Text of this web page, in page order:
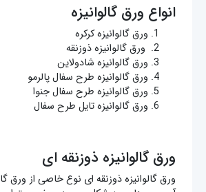
انواع ورق گالوانیزه
ورق گالوانیزه کرکره
ورق گالوانیزه ذوزنقه
ورق گالوانیزه شادولاین
ورق گالوانیزه طرح سفال پالرمو
ورق گالوانیزه طرح سفال جنوا
ورق گالوانیزه تایل طرح سفال
ورق گالوانیزه ذوزنقه ای
ورق گالوانیزه ذوزنقه ای نوع خاصی از ورق